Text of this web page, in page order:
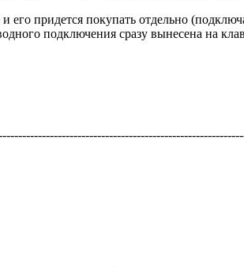
придется покупать отдельно
подключения сразу вынесена на